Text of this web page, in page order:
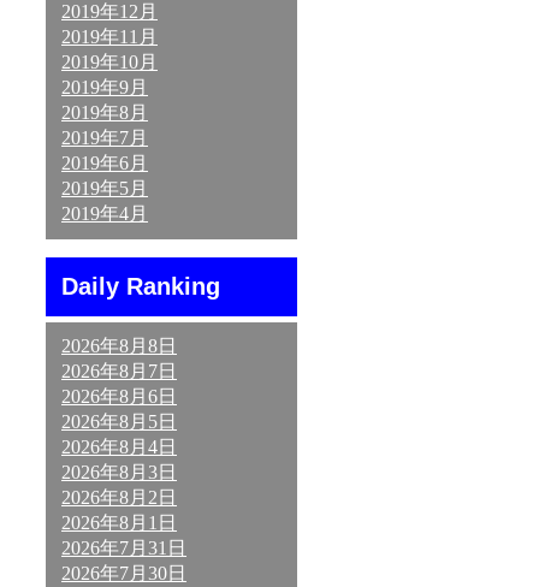
2019年12月
2019年11月
2019年10月
2019年9月
2019年8月
2019年7月
2019年6月
2019年5月
2019年4月
Daily Ranking
2026年8月8日
2026年8月7日
2026年8月6日
2026年8月5日
2026年8月4日
2026年8月3日
2026年8月2日
2026年8月1日
2026年7月31日
2026年7月30日